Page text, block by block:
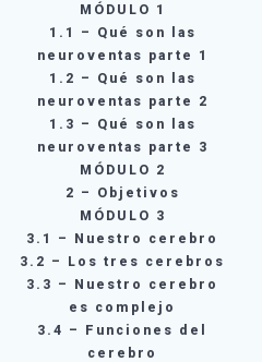
MÓDULO 1
1.1 – Qué son las
neuroventas parte 1
1.2 – Qué son las
neuroventas parte 2
1.3 – Qué son las
neuroventas parte 3
MÓDULO 2
2 – Objetivos
MÓDULO 3
3.1 – Nuestro cerebro
3.2 – Los tres cerebros
3.3 – Nuestro cerebro
es complejo
3.4 – Funciones del
cerebro